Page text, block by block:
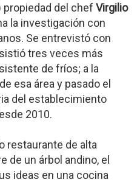
propiedad del chef Virgilio
la investigación con
Se entrevistó con
tres veces más
de fríos; a la
esa área y pasado el
del establecimiento
2010.
restaurante de alta
de un árbol andino, el
ideas en una cocina